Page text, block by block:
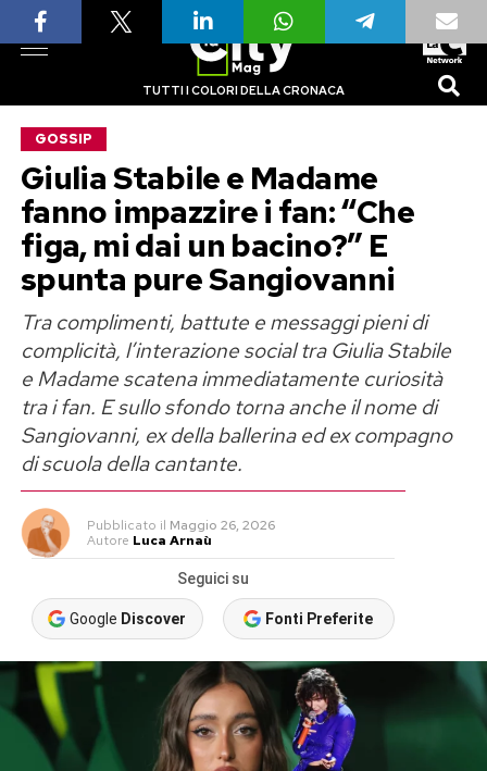
TUTTI I COLORI DELLA CRONACA
GOSSIP
Giulia Stabile e Madame
fanno impazzire i fan: “Che
figa, mi dai un bacino?” E
spunta pure Sangiovanni
Tra complimenti, battute e messaggi pieni di
complicità, l’interazione social tra Giulia Stabile
e Madame scatena immediatamente curiosità
tra i fan. E sullo sfondo torna anche il nome di
Sangiovanni, ex della ballerina ed ex compagno
di scuola della cantante.
Pubblicato il Maggio 26, 2026
Autore Luca Arnaù
Seguici su
Google Discover Fonti Preferite